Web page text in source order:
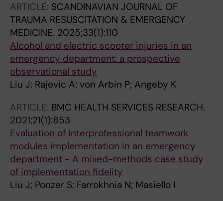
ARTICLE: SCANDINAVIAN JOURNAL OF
TRAUMA RESUSCITATION & EMERGENCY
MEDICINE. 2025;33(1):110
Alcohol and electric scooter injuries in an
emergency department: a prospective
observational study
Liu J; Rajevic A; von Arbin P; Angeby K
ARTICLE: BMC HEALTH SERVICES RESEARCH.
2021;21(1):853
Evaluation of interprofessional teamwork
modules implementation in an emergency
department - A mixed-methods case study
of implementation fidelity
Liu J; Ponzer S; Farrokhnia N; Masiello I